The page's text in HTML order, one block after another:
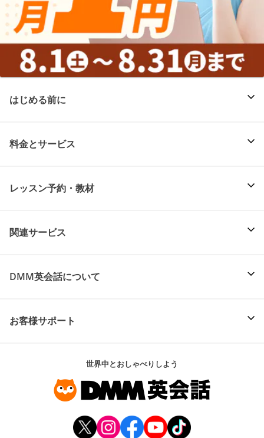
はじめる前に
料金とサービス
レッスン予約・教材
関連サービス
DMM英会話について
お客様サポート
世界中とおしゃべりしよう